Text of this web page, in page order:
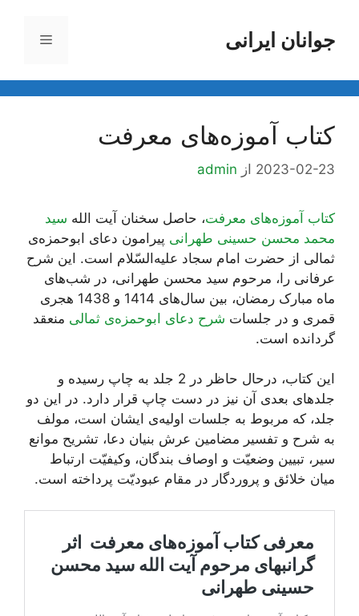
جوانان ایرانی فهرست
کتاب آموزه‌های معرفت
2023-02-23 ازadmin
کتاب آموزه‌های معرفت ، حاصل سخنان آیت الله سید
محمد محسن حسینی طهرانیپیرامون دعای ابوحمزه‌ی
ثمالی از حضرت امام سجاد علیه‌السّلام است. این شرح
عرفانی را، مرحوم سید محسن طهرانی، در شب‌های
ماه مبارک رمضان، بین سال‌های 1414 و 1438 هجری
قمری و در جلساتشرح دعای ابوحمزه‌ی ثمالیمنعقد
گردانده است.
این کتاب، درحال حاظر در 2 جلد به چاپ رسیده و
جلدهای بعدی آن نیز در دست چاپ قرار دارد. در این دو
جلد، که مربوط به جلسات اولیه‌ی ایشان است، مولف
به شرح و تفسیر مضامین عرش بنیان دعا، تشریح موانع
سیر، تبیین وضعیّت و اوصاف بندگان، وکیفیّت ارتباط
میان خلائق و پروردگار در مقام عبودیّت پرداخته‌ است.